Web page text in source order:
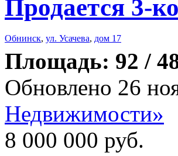
Продается 3-
Обнинск, ул. Усачева, дом 17
Площадь: 92 /
Обновлено 26
Недвижимости»
8 000 000 руб.